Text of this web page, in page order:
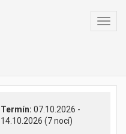
Termín: 07.10.2026 -
14.10.2026 (7 nocí)